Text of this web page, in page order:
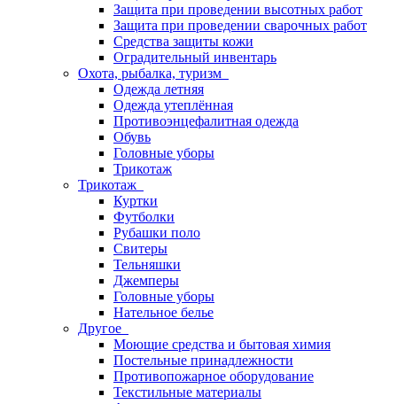
Защита при проведении высотных работ
Защита при проведении сварочных работ
Средства защиты кожи
Оградительный инвентарь
Охота, рыбалка, туризм
Одежда летняя
Одежда утеплённая
Противоэнцефалитная одежда
Обувь
Головные уборы
Трикотаж
Трикотаж
Куртки
Футболки
Рубашки поло
Свитеры
Тельняшки
Джемперы
Головные уборы
Нательное белье
Другое
Моющие средства и бытовая химия
Постельные принадлежности
Противопожарное оборудование
Текстильные материалы